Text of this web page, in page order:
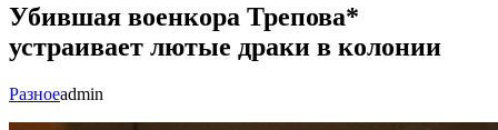
Убившая военкора Трепова*
устраивает лютые драки в колонии
Разноеadmin